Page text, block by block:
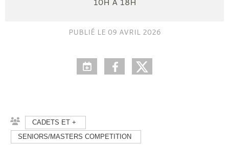
PUBLIÉ LE 09 AVRIL 2026
CADETS ET +
SENIORS/MASTERS COMPETITION